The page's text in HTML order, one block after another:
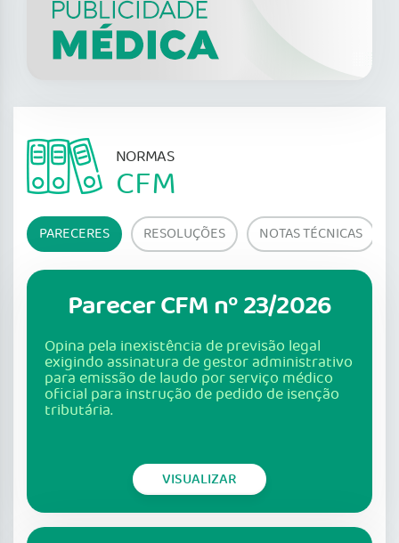
NORMAS
CFM
PARECERES RESOLUÇÕES NOTAS TÉCNICAS
Parecer CFM nº 23/2026
Opina pela inexistência de previsão legal
exigindo assinatura de gestor administrativo
para emissão de laudo por serviço médico
oficial para instrução de pedido de isenção
tributária.
VISUALIZAR